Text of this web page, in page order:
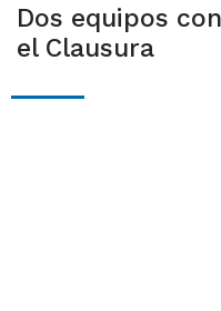
Dos equipos
el Clausura